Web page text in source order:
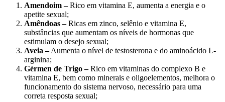
Amendoim –Rico em vitamina E, aumenta a energia e o
apetite sexual;
Amêndoas –Ricas em zinco, selênio e vitamina E,
substâncias que aumentam os níveis de hormonas que
estimulam o desejo sexual;
Aveia –Aumenta o nível de testosterona e do aminoácido L-
arginina;
Gérmen de Trigo –Rico em vitaminas do complexo B e
vitamina E, bem como minerais e oligoelementos, melhora o
funcionamento do sistema nervoso, necessário para uma
correta resposta sexual;